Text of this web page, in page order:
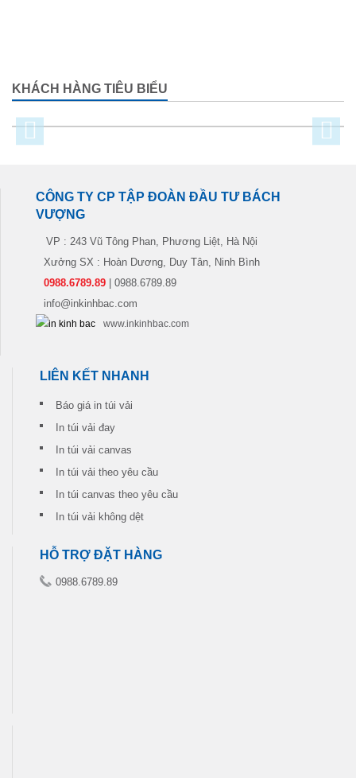
KHÁCH HÀNG TIÊU BIỂU
CÔNG TY CP TẬP ĐOÀN ĐẦU TƯ BÁCH
VƯỢNG
VP : 243 Vũ Tông Phan, Phương Liệt, Hà Nội
Xưởng SX : Hoàn Dương, Duy Tân, Ninh Bình
0988.6789.89 | 0988.6789.89
info@inkinhbac.com
www.inkinhbac.com
LIÊN KẾT NHANH
Báo giá in túi vải
In túi vải đay
In túi vải canvas
In túi vải theo yêu cầu
In túi canvas theo yêu cầu
In túi vải không dệt
HỖ TRỢ ĐẶT HÀNG
0988.6789.89